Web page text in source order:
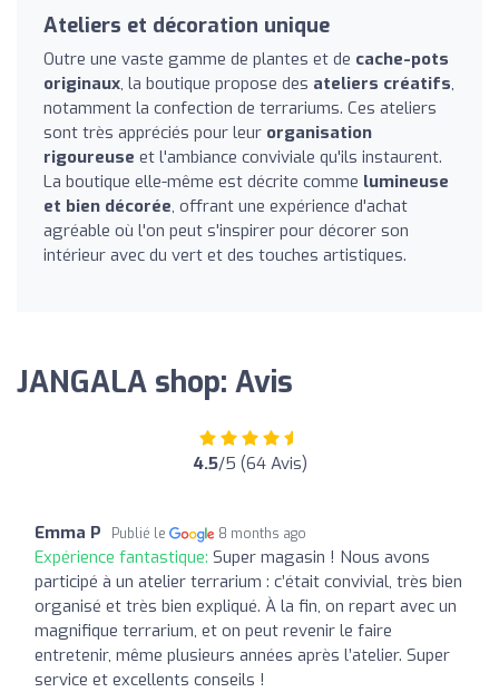
Ateliers et décoration unique
Outre une vaste gamme de plantes et de cache-pots
originaux, la boutique propose des ateliers créatifs,
notamment la confection de terrariums. Ces ateliers
sont très appréciés pour leur organisation
rigoureuse et l'ambiance conviviale qu'ils instaurent.
La boutique elle-même est décrite comme lumineuse
et bien décorée, offrant une expérience d'achat
agréable où l'on peut s'inspirer pour décorer son
intérieur avec du vert et des touches artistiques.
JANGALA shop: Avis
4.5/5 (64 Avis)
Emma P Publié le 8 months ago
Expérience fantastique: Super magasin ! Nous avons
participé à un atelier terrarium : c’était convivial, très bien
organisé et très bien expliqué. À la fin, on repart avec un
magnifique terrarium, et on peut revenir le faire
entretenir, même plusieurs années après l’atelier. Super
service et excellents conseils !